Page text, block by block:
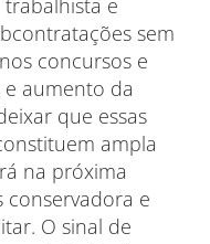
e
sem
concursos e
aumento da
que essas
ampla
na próxima
conservadora e
O sinal de